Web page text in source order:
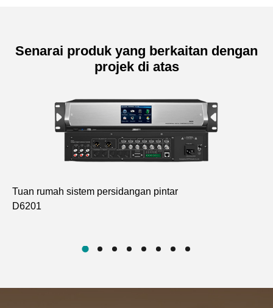
Senarai produk yang berkaitan dengan
projek di atas
Tuan rumah sistem persidangan pintar
D6201